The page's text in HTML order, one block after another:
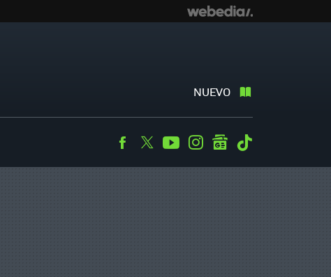
NUEVO
Facebook
TwitterYoutubeInstagramgooglenews